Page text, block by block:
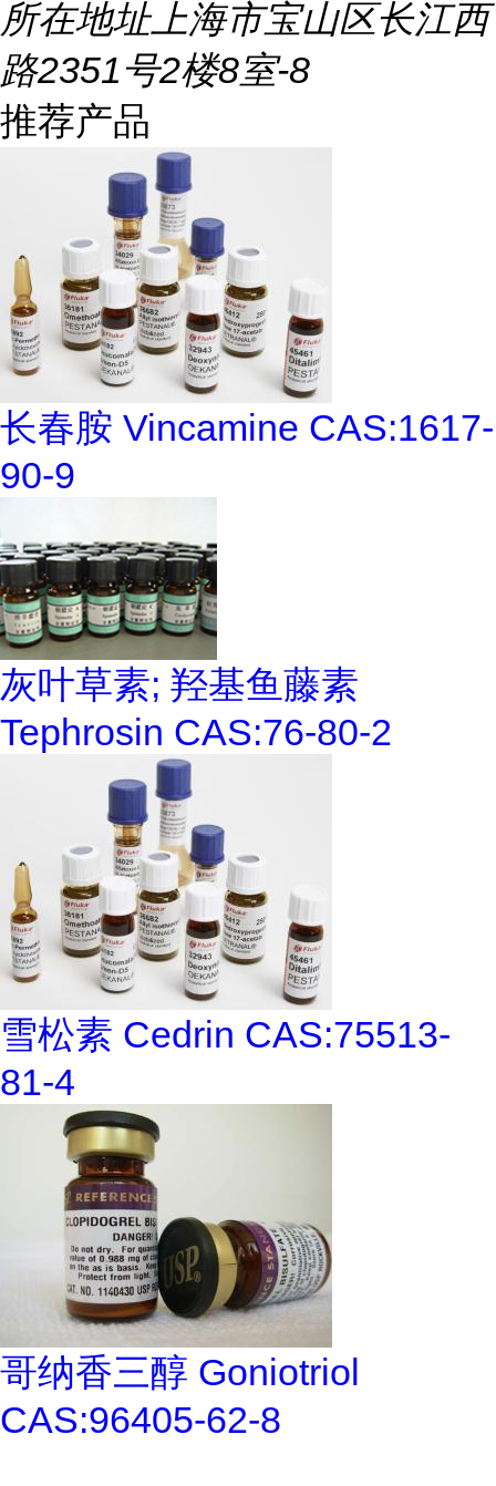
所在地址上海市宝山区长江西
路2351号2楼8室-8
推荐产品
长春胺 Vincamine CAS:1617-
90-9
灰叶草素; 羟基鱼藤素
Tephrosin CAS:76-80-2
雪松素 Cedrin CAS:75513-
81-4
哥纳香三醇 Goniotriol
CAS:96405-62-8